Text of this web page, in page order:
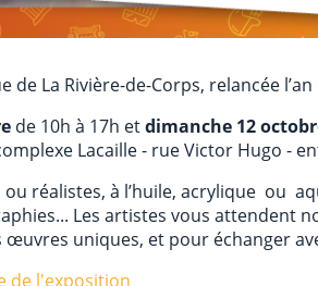
de La Rivière-de-Corps, relancée
de 10h à 17h etdimanche 12
Lacaille - rue Victor Hugo -
réalistes, à l’huile, acrylique ou
Les artistes vous attendent
œuvres uniques, et pour échanger
de l'exposition